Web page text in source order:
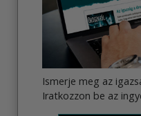
Ismerje meg az
Iratkozzon be az